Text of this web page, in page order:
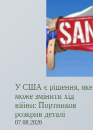
У США є рішення, яке
може змінити хід
війни: Портников
розкрив деталі
07.08.2026